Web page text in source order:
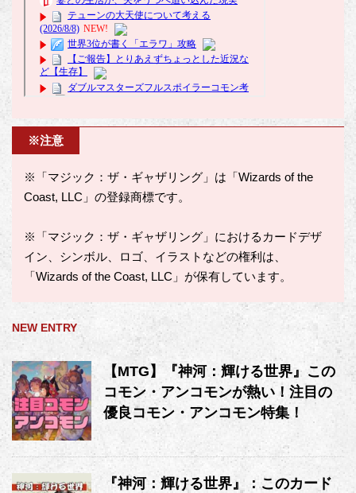
※注意
※「マジック：ザ・ギャザリング」は「Wizards of the
Coast, LLC」の登録商標です。
※「マジック：ザ・ギャザリング」におけるカードデザ
イン、シンボル、ロゴ、イラストなどの権利は、
「Wizards of the Coast, LLC」が保有しています。
NEW ENTRY
【MTG】『神河：輝ける世界』この
コモン・アンコモンが熱い！注目の
優良コモン・アンコモン特集！
『神河：輝ける世界』：このカード